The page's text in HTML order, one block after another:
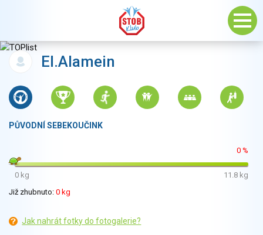
El.Alamein
PŮVODNÍ SEBEKOUČINK
0 %
0 kg
11.8 kg
Již zhubnuto: 0 kg
Jak nahrát fotky do fotogalerie?